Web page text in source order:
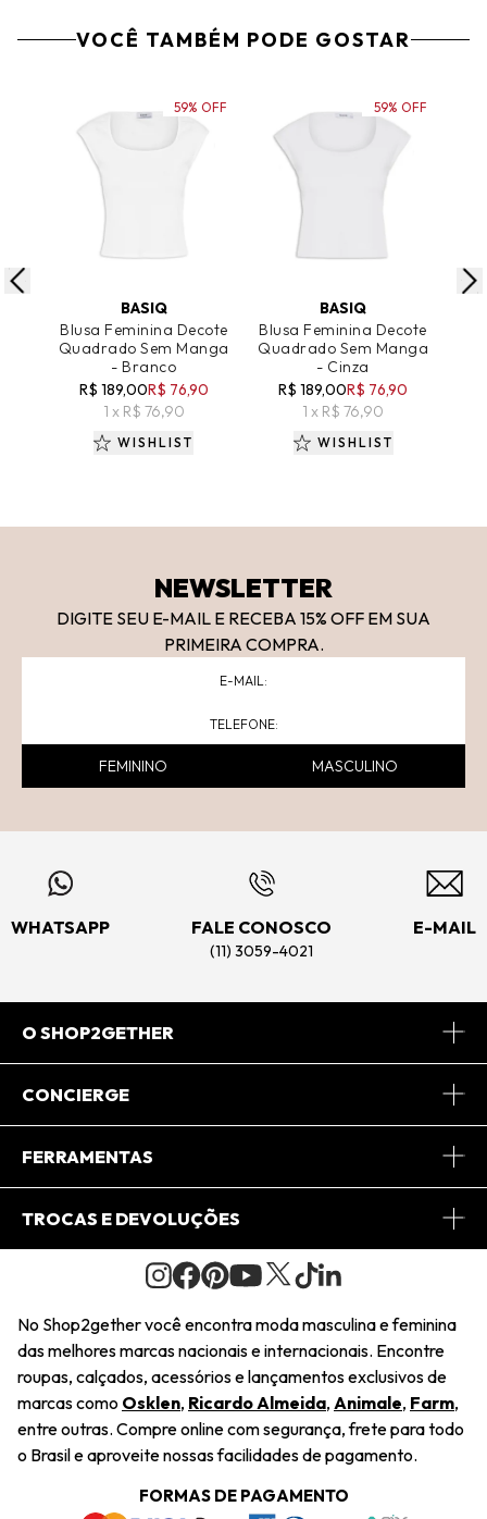
VOCÊ TAMBÉM PODE GOSTAR
BASIQ
Blusa Feminina Decote
Quadrado Sem Manga
- Branco
R$ 189,00R$ 76,90
1 x R$ 76,90
59% OFF
WISHLIST
BASIQ
Blusa Feminina Decote
Quadrado Sem Manga
- Cinza
R$ 189,00R$ 76,90
1 x R$ 76,90
59% OFF
WISHLIST
NEWSLETTER
DIGITE SEU E-MAIL E RECEBA 15% OFF EM SUA
PRIMEIRA COMPRA.
FEMININO MASCULINO
WHATSAPP FALE CONOSCO
(11) 3059-4021
E-MAIL
O SHOP2GETHER
Sobre Nós
Journal
Saiu na Mídia
Sustentabilidade
Navegando
CONCIERGE
Central de Relacionamento
Regulamento e Promoções
FERRAMENTAS
Minha Conta
Pedido de Presente
Wishlist
TROCAS E DEVOLUÇÕES
Condições Gerais
Troca Fácil
Restituição de Pagamento
Dúvidas Frequentes
Termos e Condições
No Shop2gether você encontra moda masculina e feminina
das melhores marcas nacionais e internacionais. Encontre
roupas, calçados, acessórios e lançamentos exclusivos de
marcas como Osklen, Ricardo Almeida, Animale, Farm,
entre outras. Compre online com segurança, frete para todo
o Brasil e aproveite nossas facilidades de pagamento.
FORMAS DE PAGAMENTO